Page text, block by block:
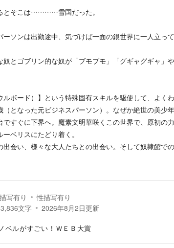
とそこは…………雪国だった。
ソンは出勤途中、気づけば一面の銀世界に一人立っ
とゴブリン的な奴が「ブモブモ」「グギャグギャ」や
ボード）】という特殊固有スキルを駆使して、よく
（となった元ビジネスパーソン）。なぜか絶世の美少
ですぐに下界へ。魔素文明華咲くこの世界で、原初の
ベリスにたどり着く。
会い、様々な大人たちとの出会い。そして奴隷館で
写有り
性描写有り
文字 2026年8月2日更新
ベルがすごい！ＷＥＢ大賞